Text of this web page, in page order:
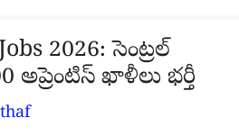
2026: సెంట్రల్
అప్రెంటిస్ ఖాళీలు భర్తీ